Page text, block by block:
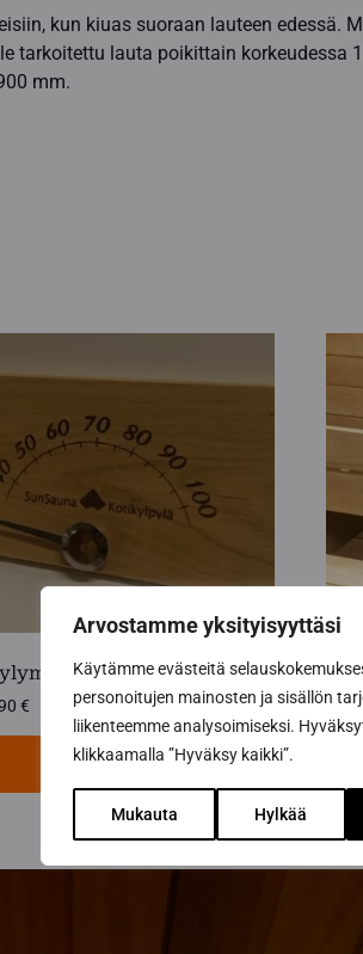
Arvostamme yksityisyyttäsi
Käytämme evästeitä
personoitujen mainosten ja sisällön
liikenteemme analysoimiseksi.
klikkaamalla ”Hyväksy kaikki”.
Mukauta Hylkää
kun kiuas suoraan lauteen edessä.
tarkoitettu lauta poikittain korkeudessa
mm.
basic
€
Lisää ostoskoriin
on